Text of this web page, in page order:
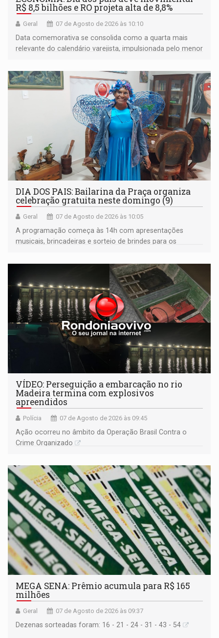
R$ 8,5 bilhões e RO projeta alta de 8,8%
Geral 07 de Agosto de 2026 às 10:10
Data comemorativa se consolida como a quarta mais
relevante do calendário varejista, impulsionada pelo menor
média do trabalhador
DIA DOS PAIS: Bailarina da Praça organiza
celebração gratuita neste domingo (9)
Geral 07 de Agosto de 2026 às 10:05
A programação começa às 14h com apresentações
musicais, brincadeiras e sorteio de brindes para os
bolo e canto de parabéns dedicado aos pais
VÍDEO: Perseguição a embarcação no rio
Madeira termina com explosivos
apreendidos
Polícia 07 de Agosto de 2026 às 09:45
Ação ocorreu no âmbito da Operação Brasil Contra o
Crime Organizado
MEGA SENA: Prêmio acumula para R$ 165
milhões
Geral 07 de Agosto de 2026 às 09:37
Dezenas sorteadas foram: 16 - 21 - 24 - 31 - 43 - 54